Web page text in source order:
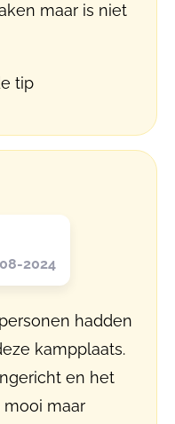
maar is niet
tip
2024
hadden
kampplaats.
en het
maar